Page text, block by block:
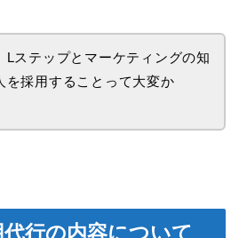
Lステップとマーケティングの知
を採用することって大変か
行の内容について